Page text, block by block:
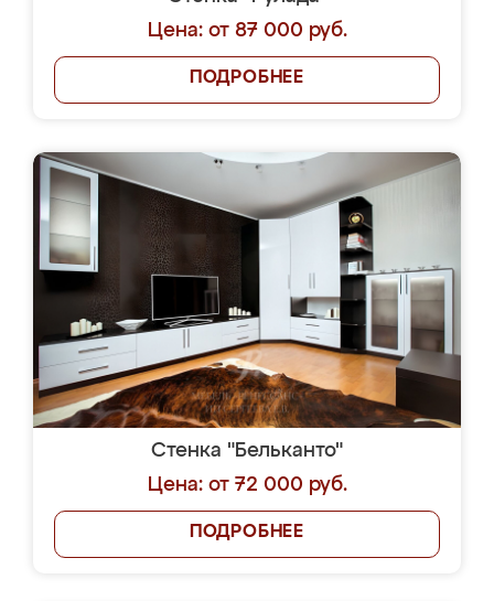
Цена: от 87 000 руб.
ПОДРОБНЕЕ
Стенка "Бельканто"
Цена: от 72 000 руб.
ПОДРОБНЕЕ